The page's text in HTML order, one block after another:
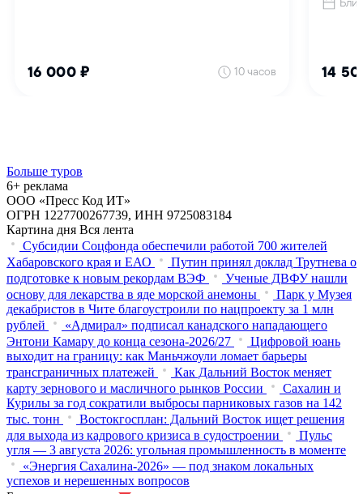
Больше туров
6+ реклама
ООО «Пресс Код ИТ»
ОГРН 1227700267739, ИНН 9725083184
Картина дня Вся лента
Субсидии Соцфонда обеспечили работой 700 жителей
Хабаровского края и ЕАО
Путин принял доклад Трутнева о
подготовке к новым рекордам ВЭФ
Ученые ДВФУ нашли
основу для лекарства в яде морской анемоны
Парк у Музея
декабристов в Чите благоустроили по нацпроекту за 1 млн
рублей
«Адмирал» подписал канадского нападающего
Энтони Камару до конца сезона-2026/27
Цифровой юань
выходит на границу: как Маньчжоули ломает барьеры
трансграничных платежей
Как Дальний Восток меняет
карту зернового и масличного рынков России
Сахалин и
Курилы за год сократили выбросы парниковых газов на 142
тыс. тонн
Востокгосплан: Дальний Восток ищет решения
для выхода из кадрового кризиса в судостроении
Пульс
угля — 3 августа 2026: угольная промышленность в моменте
«Энергия Сахалина-2026» — под знаком локальных
успехов и нерешенных вопросов